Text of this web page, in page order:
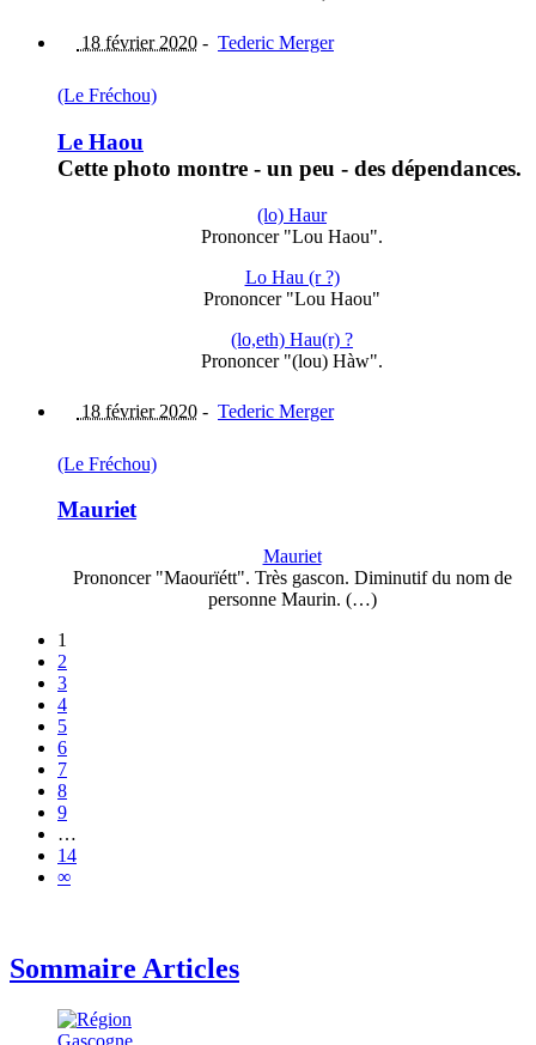
18 février 2020 - Tederic Merger
(Le Fréchou)
Le Haou
Cette photo montre - un peu - des dépendances.
(lo) Haur
Prononcer "Lou Haou".
Lo Hau (r ?)
Prononcer "Lou Haou"
(lo,eth) Hau(r) ?
Prononcer "(lou) Hàw".
18 février 2020 - Tederic Merger
(Le Fréchou)
Mauriet
Mauriet
Prononcer "Maourïétt". Très gascon. Diminutif du nom de
personne Maurin. (…)
1
2
3
4
5
6
7
8
9
…
14
∞
Sommaire Articles